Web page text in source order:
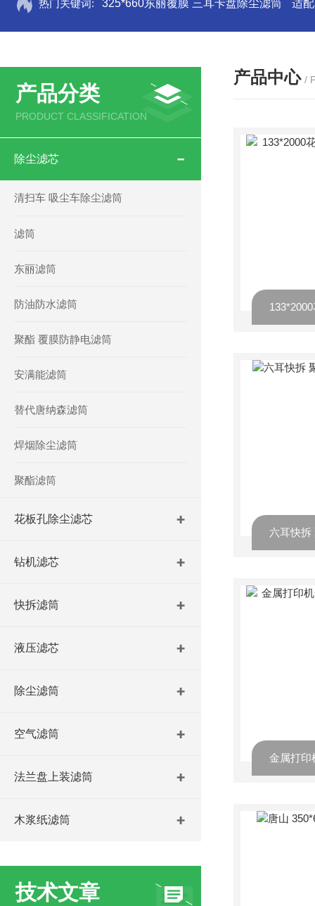
热门关键词: 325*660东丽覆膜 三耳卡盘除尘滤筒 适
产品分类
PRODUCT CLASSIFICATION
除尘滤芯
清扫车 吸尘车除尘滤筒
滤筒
东丽滤筒
防油防水滤筒
聚酯 覆膜防静电滤筒
安满能滤筒
替代唐纳森滤筒
焊烟除尘滤筒
聚酯滤筒
花板孔除尘滤芯
钻机滤芯
快拆滤筒
液压滤芯
除尘滤筒
空气滤筒
法兰盘上装滤筒
木浆纸滤筒
技术文章
产品中心 /